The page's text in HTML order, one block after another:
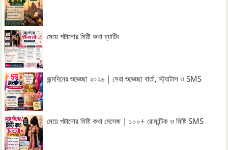
মেয়ে পটানোর মিষ্টি কথা চ্যাটিং
জন্মদিনের শুভেচ্ছা ২০২৬ | সেরা শুভেচ্ছা বার্তা, স্ট্যাটাস ও SMS
মেয়ে পটানোর মিষ্টি কথা মেসেজ | ১০০+ রোমান্টিক ও মিষ্টি SMS